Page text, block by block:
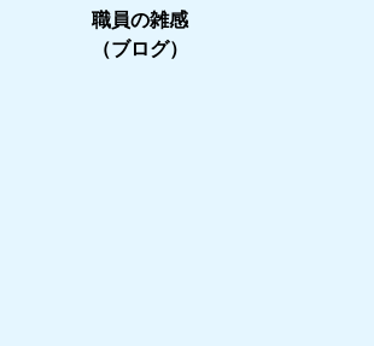
職員の雑感
（ブログ）